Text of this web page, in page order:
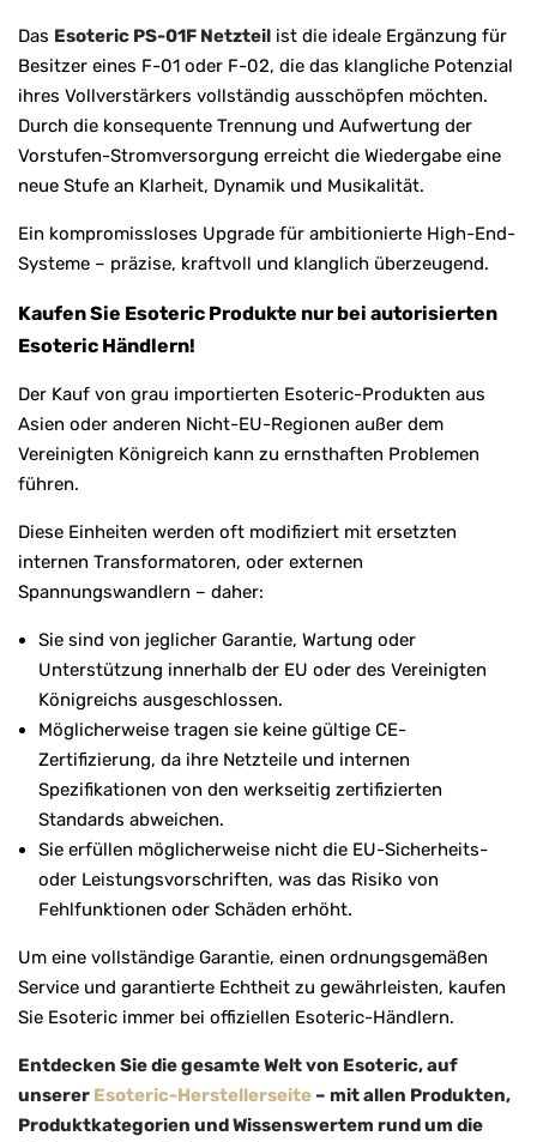
Das Esoteric PS-01F Netzteil ist die ideale Ergänzung für
Besitzer eines F-01 oder F-02, die das klangliche Potenzial
ihres Vollverstärkers vollständig ausschöpfen möchten.
Durch die konsequente Trennung und Aufwertung der
Vorstufen-Stromversorgung erreicht die Wiedergabe eine
neue Stufe an Klarheit, Dynamik und Musikalität.
Ein kompromissloses Upgrade für ambitionierte High-End-
Systeme – präzise, kraftvoll und klanglich überzeugend.
Kaufen Sie Esoteric Produkte nur bei autorisierten
Esoteric Händlern!
Der Kauf von grau importierten Esoteric-Produkten aus
Asien oder anderen Nicht-EU-Regionen außer dem
Vereinigten Königreich kann zu ernsthaften Problemen
führen.
Diese Einheiten werden oft modifiziert mit ersetzten
internen Transformatoren, oder externen
Spannungswandlern – daher:
Sie sind von jeglicher Garantie, Wartung oder
Unterstützung innerhalb der EU oder des Vereinigten
Königreichs ausgeschlossen.
Möglicherweise tragen sie keine gültige CE-
Zertifizierung, da ihre Netzteile und internen
Spezifikationen von den werkseitig zertifizierten
Standards abweichen.
Sie erfüllen möglicherweise nicht die EU-Sicherheits-
oder Leistungsvorschriften, was das Risiko von
Fehlfunktionen oder Schäden erhöht.
Um eine vollständige Garantie, einen ordnungsgemäßen
Service und garantierte Echtheit zu gewährleisten, kaufen
Sie Esoteric immer bei offiziellen Esoteric-Händlern.
Entdecken Sie die gesamte Welt von Esoteric, auf
unserer Esoteric-Herstellerseite– mit allen Produkten,
Produktkategorien und Wissenswertem rund um die